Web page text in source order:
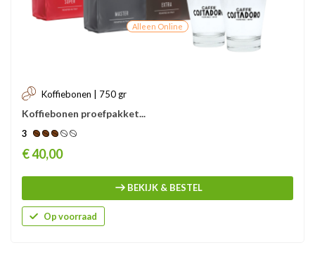
Alleen Online
Koffiebonen | 750 gr
Koffiebonen proefpakket...
3
Prijs
€ 40,00
BEKIJK & BESTEL
Op voorraad